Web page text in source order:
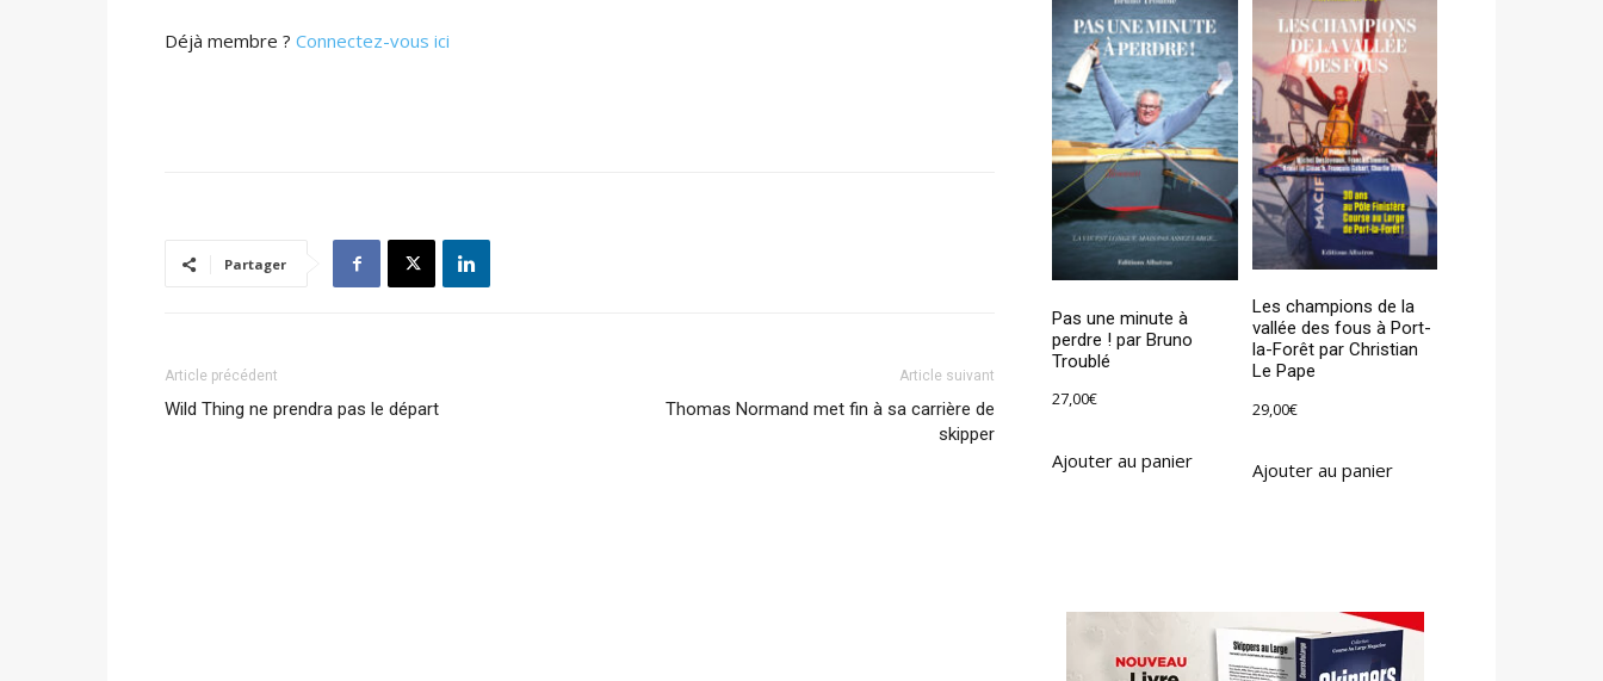
Déjà membre ? Connectez-vous ici
Partager
Article précédent
Wild Thing ne prendra pas le départ
Article suivant
Thomas Normand met fin à sa carrière de
skipper
Pas une minute à
perdre ! par Bruno
Troublé
27,00€
Ajouter au panier
Les champions de la
vallée des fous à Port-
la-Forêt par Christian
Le Pape
29,00€
Ajouter au panier